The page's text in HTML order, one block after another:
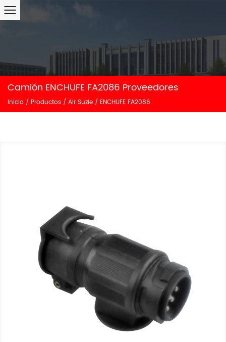
Camión ENCHUFE FA2086 Proveedores
Inicio / Productos / Air Suzie / ENCHUFE FA2086